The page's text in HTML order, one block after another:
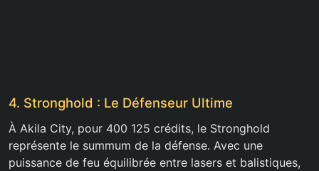
4. Stronghold : Le Défenseur Ultime
À Akila City, pour 400 125 crédits, le Stronghold
représente le summum de la défense. Avec une
puissance de feu équilibrée entre lasers et balistiques,